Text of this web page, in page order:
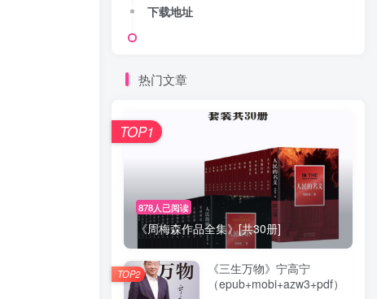
下载地址
热门文章
878人已阅读
《周梅森作品全集》[共30册]
TOP1
《三生万物》宁高宁
（epub+mobi+azw3+pdf）
TOP2